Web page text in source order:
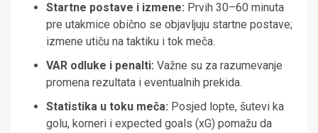
Startne postave i izmene: Prvih 30–60 minuta
pre utakmice obično se objavljuju startne postave;
izmene utiču na taktiku i tok meča.
VAR odluke i penalti: Važne su za razumevanje
promena rezultata i eventualnih prekida.
Statistika u toku meča: Posjed lopte, šutevi ka
golu, korneri i expected goals (xG) pomažu da